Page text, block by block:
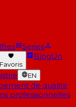
Séries
Favoris
BlogUn
EN
de qualité
professionnelles